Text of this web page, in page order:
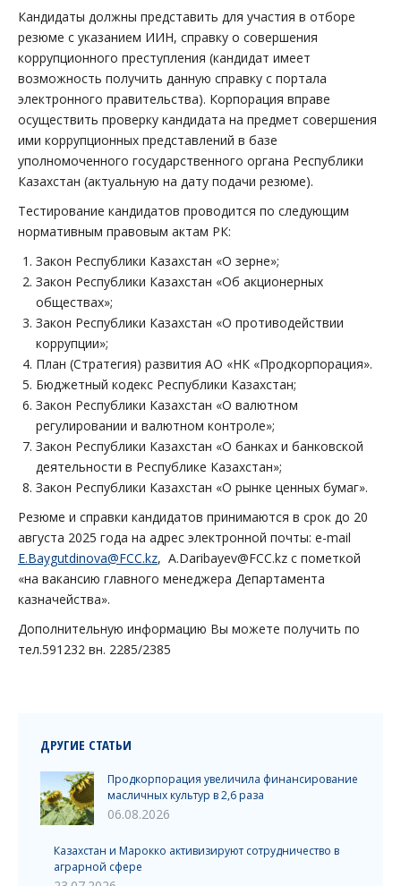
Кандидаты должны представить для участия в отборе
резюме с указанием ИИН, справку о совершения
коррупционного преступления (кандидат имеет
возможность получить данную справку с портала
электронного правительства). Корпорация вправе
осуществить проверку кандидата на предмет совершения
ими коррупционных представлений в базе
уполномоченного государственного органа Республики
Казахстан (актуальную на дату подачи резюме).
Тестирование кандидатов проводится по следующим
нормативным правовым актам РК:
Закон Республики Казахстан «О зерне»;
Закон Республики Казахстан «Об акционерных
обществах»;
Закон Республики Казахстан «О противодействии
коррупции»;
План (Стратегия) развития АО «НК «Продкорпорация».
Бюджетный кодекс Республики Казахстан;
Закон Республики Казахстан «О валютном
регулировании и валютном контроле»;
Закон Республики Казахстан «О банках и банковской
деятельности в Республике Казахстан»;
Закон Республики Казахстан «О рынке ценных бумаг».
Резюме и справки кандидатов принимаются в срок до 20
августа 2025 года на адрес электронной почты: e-mail
E.Baygutdinova@FCC.kz, A.Daribayev@FCC.kz с пометкой
«на вакансию главного менеджера Департамента
казначейства».
Дополнительную информацию Вы можете получить по
тел.591232 вн. 2285/2385
ДРУГИЕ СТАТЬИ
Продкорпорация увеличила финансирование
масличных культур в 2,6 раза
06.08.2026
Казахстан и Марокко активизируют сотрудничество в
аграрной сфере